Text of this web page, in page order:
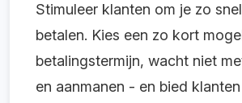
Stimuleer klanten om je zo
betalen. Kies een zo kort
betalingstermijn, wacht niet
en aanmanen - en bied